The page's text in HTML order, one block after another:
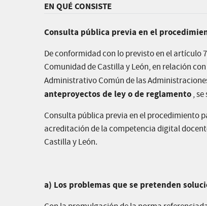
EN QUÉ CONSISTE
Consulta pública previa en el
De conformidad con lo previsto en el artículo
Comunidad de Castilla y León, en relación
Administrativo Común de las
anteproyectos de ley o de reglamento,
Consulta pública previa en el procedimiento
acreditación de la competencia digital
Castilla y León.
a) Los problemas que se pretenden